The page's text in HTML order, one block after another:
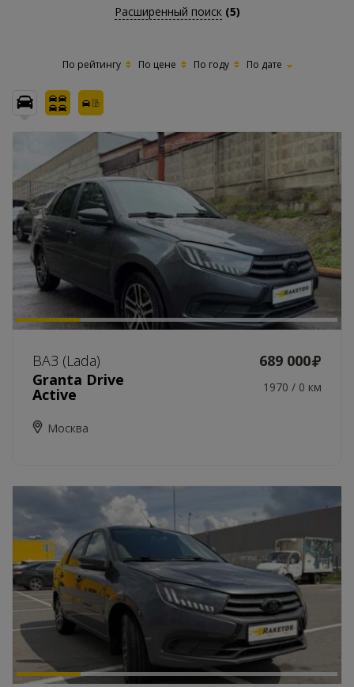
Расширенный поиск (5)
По рейтингу По цене По году По дате
ВАЗ (Lada)
689 000
Granta Drive
Active 1970 / 0 км
Москва